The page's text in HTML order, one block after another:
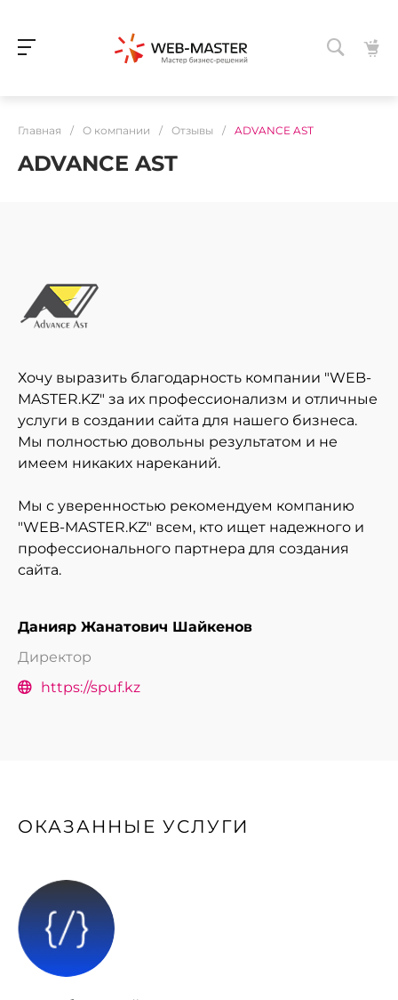
Главная / О компании / Отзывы / ADVANCE AST
ADVANCE AST
Хочу выразить благодарность компании "WEB-
MASTER.KZ" за их профессионализм и отличные
услуги в создании сайта для нашего бизнеса.
Мы полностью довольны результатом и не
имеем никаких нареканий.
Мы с уверенностью рекомендуем компанию
"WEB-MASTER.KZ" всем, кто ищет надежного и
профессионального партнера для создания
сайта.
Данияр Жанатович Шайкенов
Директор
https://spuf.kz
ОКАЗАННЫЕ УСЛУГИ